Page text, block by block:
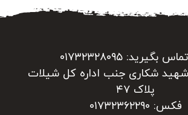
بگیرید: ۰۱۷۳۲۳۲۸۰۹۵
شهید شکاری جنب اداره کل شیلات
پلاک ۴۷
فکس: ۰۱۷۳۲۳۶۲۲۹۰